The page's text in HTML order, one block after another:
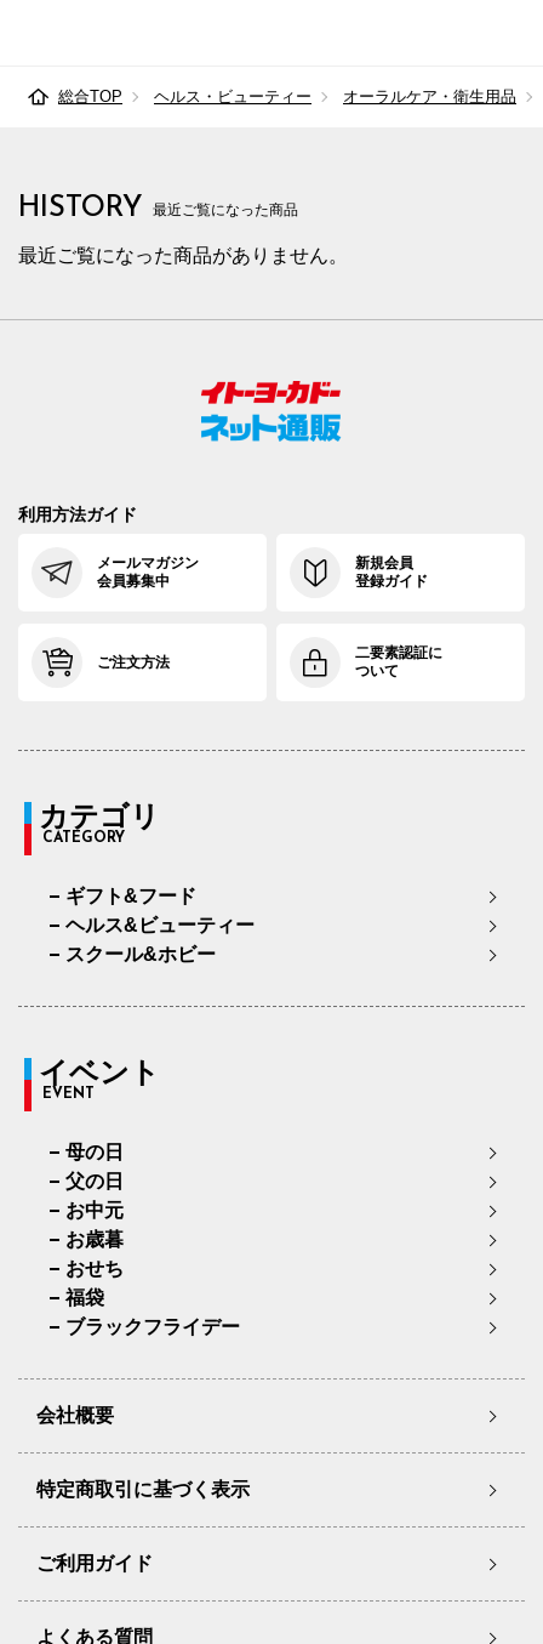
総合TOP ヘルス・ビューティー オーラルケア・衛生用品
HISTORY 最近ご覧になった商品
最近ご覧になった商品がありません。
利用方法ガイド
メールマガジン
会員募集中
新規会員
登録ガイド
ご注文方法
二要素認証に
ついて
カテゴリ
CATEGORY
ギフト&フード
ヘルス&ビューティー
スクール&ホビー
イベント
EVENT
母の日
父の日
お中元
お歳暮
おせち
福袋
ブラックフライデー
会社概要
特定商取引に基づく表示
ご利用ガイド
よくある質問